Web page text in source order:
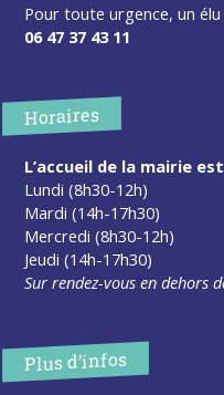
Pour toute urgence, un
06 47 37 43 11
Horaires
L’accueil de la mairie
Lundi (8h30-12h)
Mardi (14h-17h30)
Mercredi (8h30-12h)
Jeudi (14h-17h30)
Sur rendez-vous en dehors
Plus d’infos